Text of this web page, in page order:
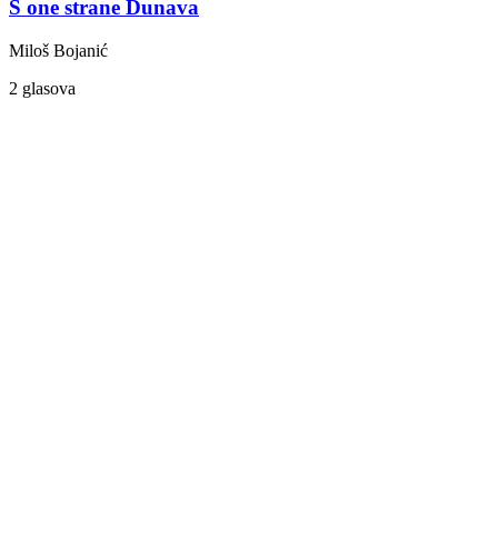
S one strane Dunava
Miloš Bojanić
2 glasova